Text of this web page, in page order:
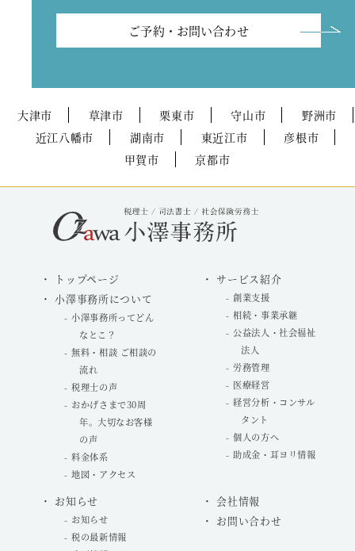
ご予約・お問い合わせ
大津市 草津市 栗東市 守山市
野洲市
近江八幡市
湖南市 東近江市
彦根市
甲賀市
京都市
トップページ
小澤事務所について
小澤事務所ってどん
なとこ？
無料・相談 ご相談の
流れ
税理士の声
おかげさまで30周
年。大切なお客様
の声
料金体系
地図・アクセス
サービス紹介
創業支援
相続・事業承継
公益法人・社会福祉
法人
労務管理
医療経営
経営分析・コンサル
タント
個人の方へ
助成金・耳ヨリ情報
お知らせ
お知らせ
税の最新情報
会社情報
お問い合わせ